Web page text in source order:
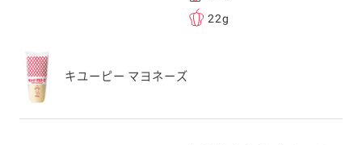
22g
キユーピー マヨネーズ